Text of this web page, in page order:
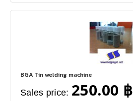
BGA Tin welding machine
Sales price: 250.00 ฿